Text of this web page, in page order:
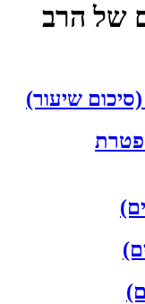
של הרב
שיעור)